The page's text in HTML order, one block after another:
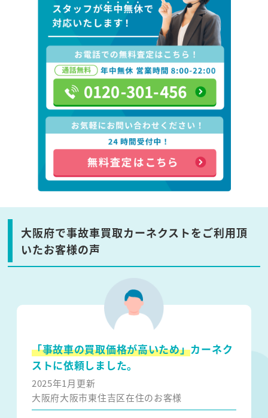
大阪府で事故車買取カーネクストをご利用頂
いたお客様の声
「事故車の買取価格が高いため」カーネク
ストに依頼しました。
2025年1月更新
大阪府大阪市東住吉区在住のお客様